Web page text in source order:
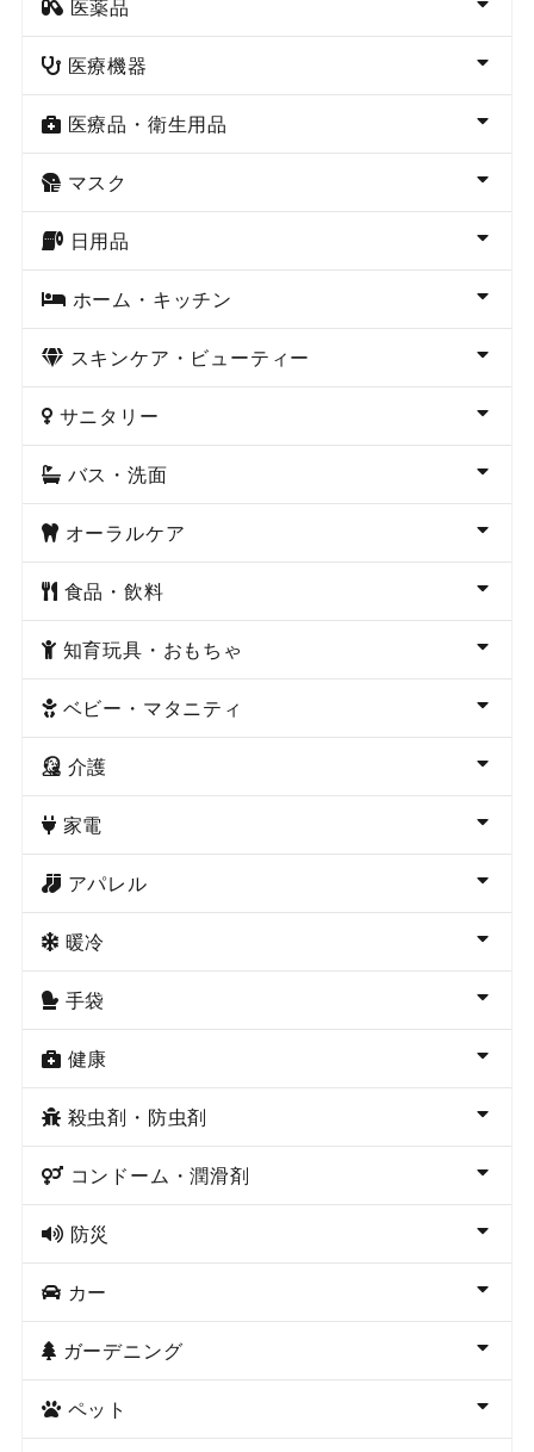
医薬品
医療機器
医療品・衛生用品
マスク
日用品
ホーム・キッチン
スキンケア・ビューティー
サニタリー
バス・洗面
オーラルケア
食品・飲料
知育玩具・おもちゃ
ベビー・マタニティ
介護
家電
アパレル
暖冷
手袋
健康
殺虫剤・防虫剤
コンドーム・潤滑剤
防災
カー
ガーデニング
ペット